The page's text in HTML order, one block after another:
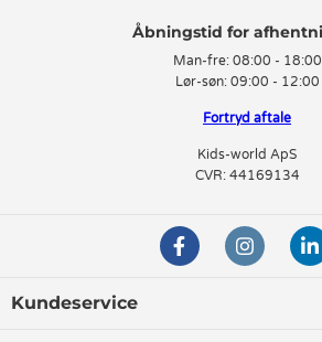
Man-fre: 08:00 - 18:00
Lør-søn: 09:00 - 12:00
Fortryd aftale
Kids-world ApS
CVR: 44169134
Kundeservice